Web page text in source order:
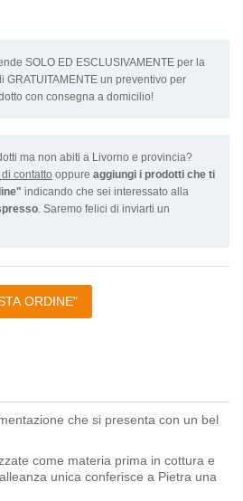
SOLO ED ESCLUSIVAMENTE per la
un preventivo per
con consegna a domicilio!
ma non abiti a Livorno e provincia?
contatto oppure aggiungi i prodotti che ti
indicando che sei interessato alla
. Saremo felici di inviarti un
ORDINE"
che si presenta con un bel
come materia prima in cottura e
unica conferisce a Pietra una